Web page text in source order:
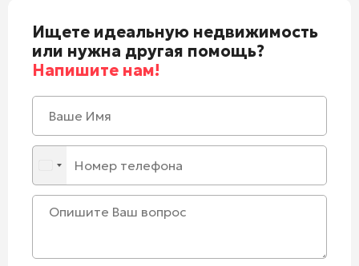
Ищете идеальную недвижимость
или нужна другая помощь?
Напишите нам!